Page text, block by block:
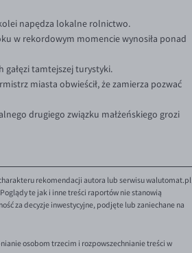
napędza lokalne rolnictwo.
w rekordowym momencie wynosiła ponad
gałęzi tamtejszej turystyki.
miasta obwieścił, że zamierza pozwać
drugiego związku małżeńskiego grozi
rekomendacji autora lub serwisu walutomat.pl
te jak i inne treści raportów nie stanowią
za decyzje inwestycyjne, podjęte lub zaniechane na
osobom trzecim i rozpowszechnianie treści w